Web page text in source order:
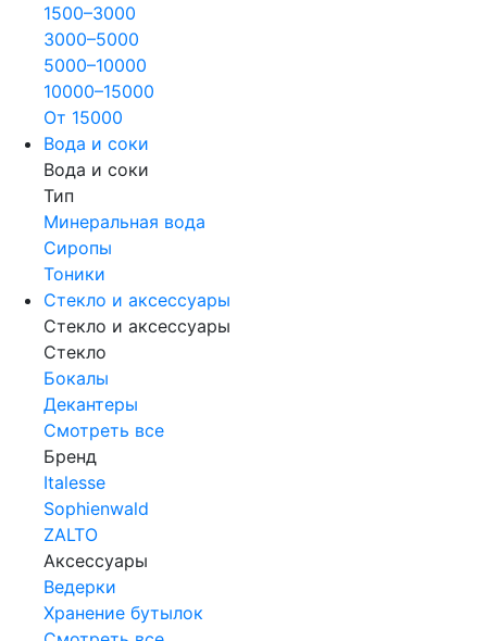
1500–3000
3000–5000
5000–10000
10000–15000
От 15000
Вода и соки
Вода и соки
Тип
Минеральная вода
Сиропы
Тоники
Стекло и аксессуары
Стекло и аксессуары
Стекло
Бокалы
Декантеры
Смотреть все
Бренд
Italesse
Sophienwald
ZALTO
Аксессуары
Ведерки
Хранение бутылок